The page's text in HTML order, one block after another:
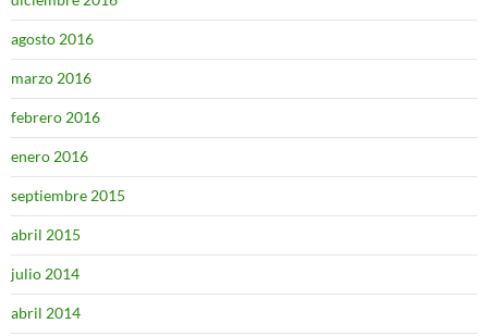
agosto 2016
marzo 2016
febrero 2016
enero 2016
septiembre 2015
abril 2015
julio 2014
abril 2014